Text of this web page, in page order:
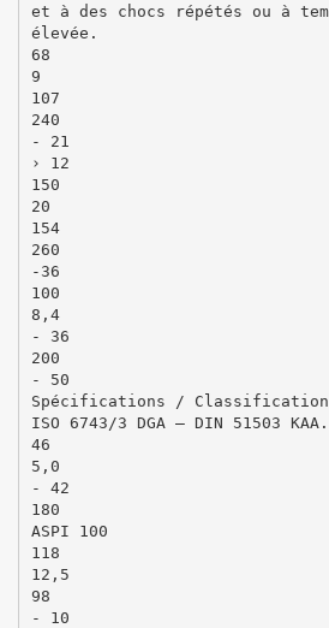
et à des chocs répétés ou à
élevée.
68
9
107
240
- 21
› 12
150
20
154
260
-36
100
8,4
- 36
200
- 50
Spécifications /
ISO 6743/3 DGA – DIN 51503 KAA.
46
5,0
- 42
180
ASPI 100
118
12,5
98
- 10